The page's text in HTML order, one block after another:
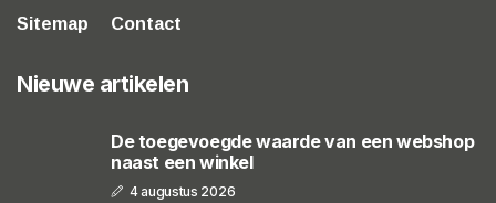
Sitemap
Contact
Nieuwe artikelen
De toegevoegde waarde van een webshop
naast een winkel
4 augustus 2026